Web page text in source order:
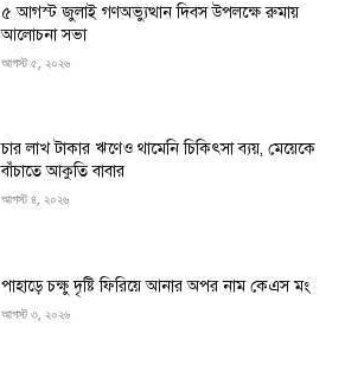
৫ আগস্ট জুলাই গণঅভ্যুত্থান দিবস উপলক্ষে রুমায়
আলোচনা সভা
আগস্ট ৫, ২০২৬
চার লাখ টাকার ঋণেও থামেনি চিকিৎসা ব্যয়, মেয়েকে
বাঁচাতে আকুতি বাবার
আগস্ট ৪, ২০২৬
পাহাড়ে চক্ষু দৃষ্টি ফিরিয়ে আনার অপর নাম কেএস মং
আগস্ট ৩, ২০২৬